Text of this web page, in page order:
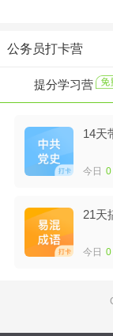
公务员打卡营
提分学习营
14天
今日 0
21天
今日 0